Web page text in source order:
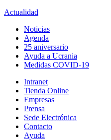
Actualidad
Noticias
Agenda
25 aniversario
Ayuda a Ucrania
Medidas COVID-19
Intranet
Tienda Online
Empresas
Prensa
Sede Electrónica
Contacto
Ayuda